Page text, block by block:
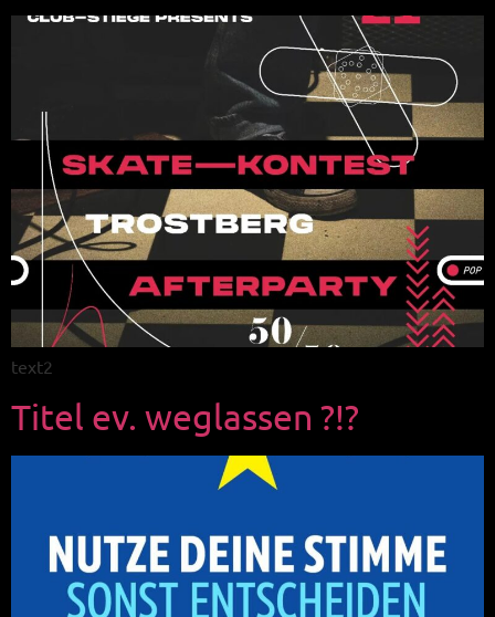
text2
Titel ev. weglassen ?!?